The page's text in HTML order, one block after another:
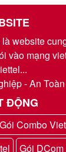
website
vào mạng
- An
ĐỘNG
Gói Combo
Gói